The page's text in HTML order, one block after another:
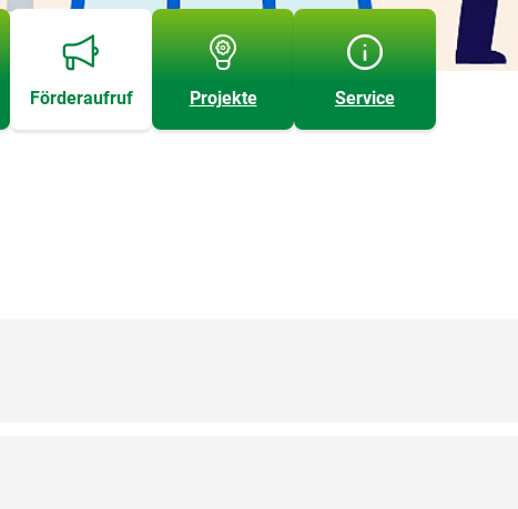
Förderaufruf Projekte Service